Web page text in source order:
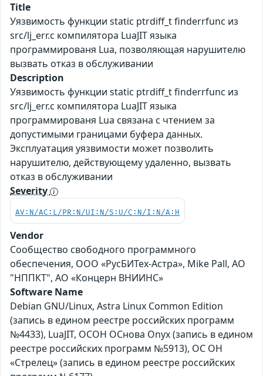
Title
Уязвимость функции static ptrdiff_t finderrfunc из
src/lj_err.c компилятора LuaJIT языка
программированя Lua, позволяющая нарушителю
вызвать отказ в обслуживании
Description
Уязвимость функции static ptrdiff_t finderrfunc из
src/lj_err.c компилятора LuaJIT языка
программированя Lua связана с чтением за
допустимыми границами буфера данных.
Эксплуатация уязвимости может позволить
нарушителю, действующему удаленно, вызвать
отказ в обслуживании
Severity
AV:N/AC:L/PR:N/UI:N/S:U/C:N/I:N/A:H
Vendor
Сообщество свободного программного
обеспечения, ООО «РусБИТех-Астра», Mike Pall, АО
"НППКТ", АО «Концерн ВНИИНС»
Software Name
Debian GNU/Linux, Astra Linux Common Edition
(запись в едином реестре российских программ
№4433), LuaJIT, ОСОН ОСнова Оnyx (запись в едином
реестре российских программ №5913), ОС ОН
«Стрелец» (запись в едином реестре российских